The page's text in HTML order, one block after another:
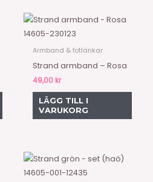
14605-230123
Armband & fotlänkar
Strand armband – Rosa
49,00 kr
LÄGG TILL I
VARUKORG
14605-001-12435